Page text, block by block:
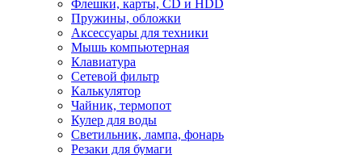
Флешки, карты, CD и HDD
Пружины, обложки
Аксессуары для техники
Мышь компьютерная
Клавиатура
Сетевой фильтр
Калькулятор
Чайник, термопот
Кулер для воды
Светильник, лампа, фонарь
Резаки для бумаги